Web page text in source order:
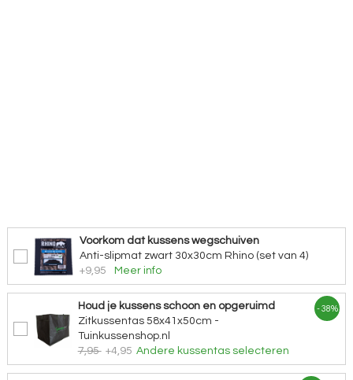
Voorkom dat kussens wegschuiven
Anti-slipmat zwart 30x30cm Rhino (set van 4)
+9,95
Meer info
Houd je kussens schoon en opgeruimd
Zitkussentas 58x41x50cm -
Tuinkussenshop.nl
7,95 +4,95 Andere kussentas selecteren
- 38%